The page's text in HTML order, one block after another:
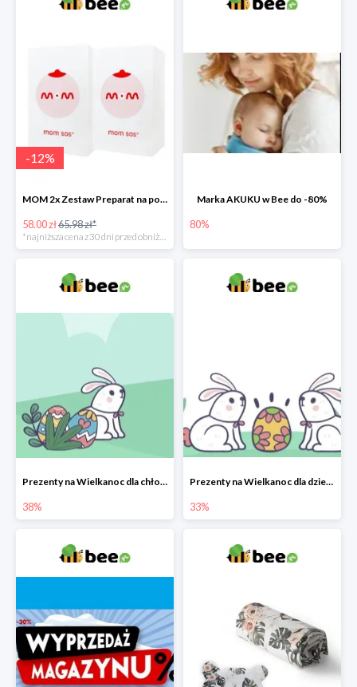
-12%
MOM 2x Zestaw Preparat na poprawę laktacji na mleku słodowym -12%
58.00 zł65.98 zł*
*najniższa cena z 30 dni przed obniżką
Marka AKUKU w Bee do -80%
80%
Prezenty na Wielkanoc dla chłopców w Bee do -38%
38%
Prezenty na Wielkanoc dla dziewczynek w Bee do -33%
33%